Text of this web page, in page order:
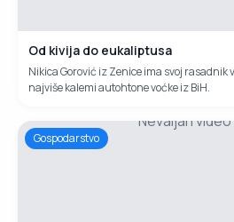
Od kivija do eukaliptusa
Nikica Gorović iz Zenice ima svoj rasadnik
najviše kalemi autohtone voćke iz BiH.
Nevaljan video
Gospodarstvo